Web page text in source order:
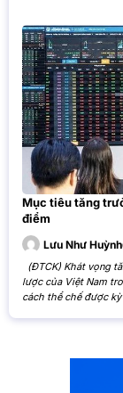
Mục tiêu tăng
điểm
Lưu Như Huỳnh
(ĐTCK) Khát vọng
lược của Việt Nam
cách thể chế được